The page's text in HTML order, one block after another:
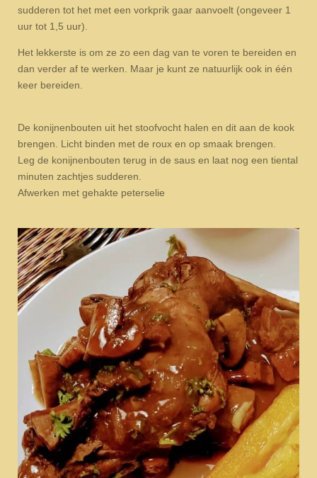
sudderen tot het met een vorkprik gaar aanvoelt (ongeveer 1
uur tot 1,5 uur).
Het lekkerste is om ze zo een dag van te voren te bereiden en
dan verder af te werken. Maar je kunt ze natuurlijk ook in één
keer bereiden.
De konijnenbouten uit het stoofvocht halen en dit aan de kook
brengen. Licht binden met de roux en op smaak brengen.
Leg de konijnenbouten terug in de saus en laat nog een tiental
minuten zachtjes sudderen.
Afwerken met gehakte peterselie